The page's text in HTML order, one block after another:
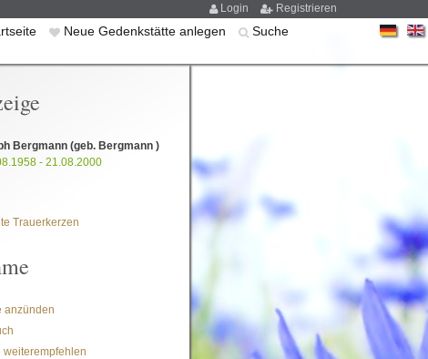
Login Registrieren
Neue Gedenkstätte anlegen Suche
Bergmann (geb. Bergmann )
- 21.08.2000
Trauerkerzen
anzünden
weiterempfehlen